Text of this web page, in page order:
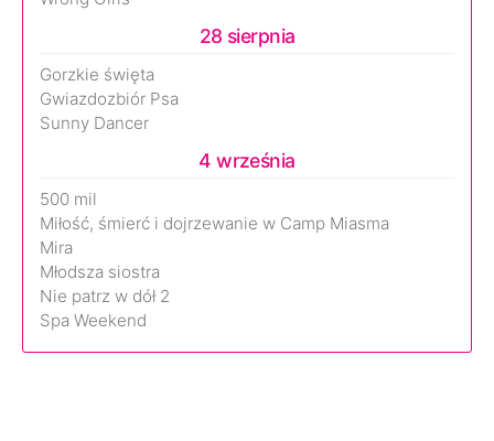
28 sierpnia
Gorzkie święta
Gwiazdozbiór Psa
Sunny Dancer
4 września
500 mil
Miłość, śmierć i dojrzewanie w Camp Miasma
Mira
Młodsza siostra
Nie patrz w dół 2
Spa Weekend